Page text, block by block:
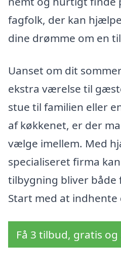
fagfolk, der kan
dine drømme om en
Uanset om dit
ekstra værelse til
stue til familien eller
af køkkenet, er der
vælge imellem. Med
specialiseret firma
tilbygning bliver både
Start med at
Få 3 tilbud, gratis